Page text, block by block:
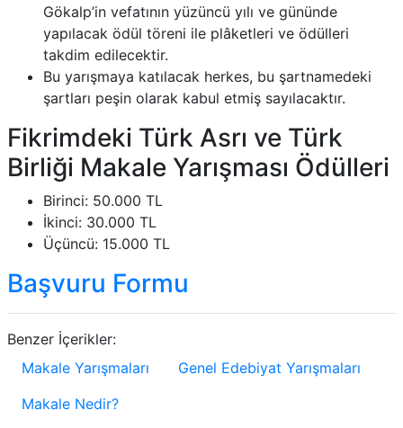
Gökalp’in vefatının yüzüncü yılı ve gününde
yapılacak ödül töreni ile plâketleri ve ödülleri
takdim edilecektir.
Bu yarışmaya katılacak herkes, bu şartnamedeki
şartları peşin olarak kabul etmiş sayılacaktır.
Fikrimdeki Türk Asrı ve Türk
Birliği Makale Yarışması Ödülleri
Birinci: 50.000 TL
İkinci: 30.000 TL
Üçüncü: 15.000 TL
Başvuru Formu
Benzer İçerikler:
Makale Yarışmaları
Genel Edebiyat Yarışmaları
Makale Nedir?